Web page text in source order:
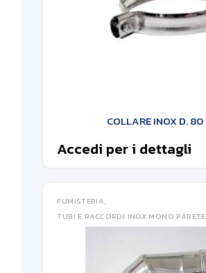
COLLARE INOX D. 80
Accedi per i dettagli
FUMISTERIA
TUBI E RACCORDI INOX MONO PARETE